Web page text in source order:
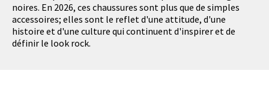
noires. En 2026, ces chaussures sont plus que de simples
accessoires; elles sont le reflet d'une attitude, d'une
histoire et d'une culture qui continuent d'inspirer et de
définir le look rock.